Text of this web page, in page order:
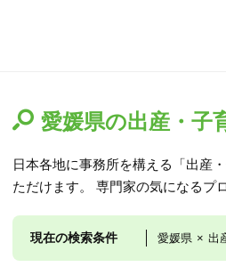
愛媛県の出産・子
日本各地に事務所を構える「出産
ただけます。 専門家の気になるプ
現在の検索条件 愛媛県 × 出